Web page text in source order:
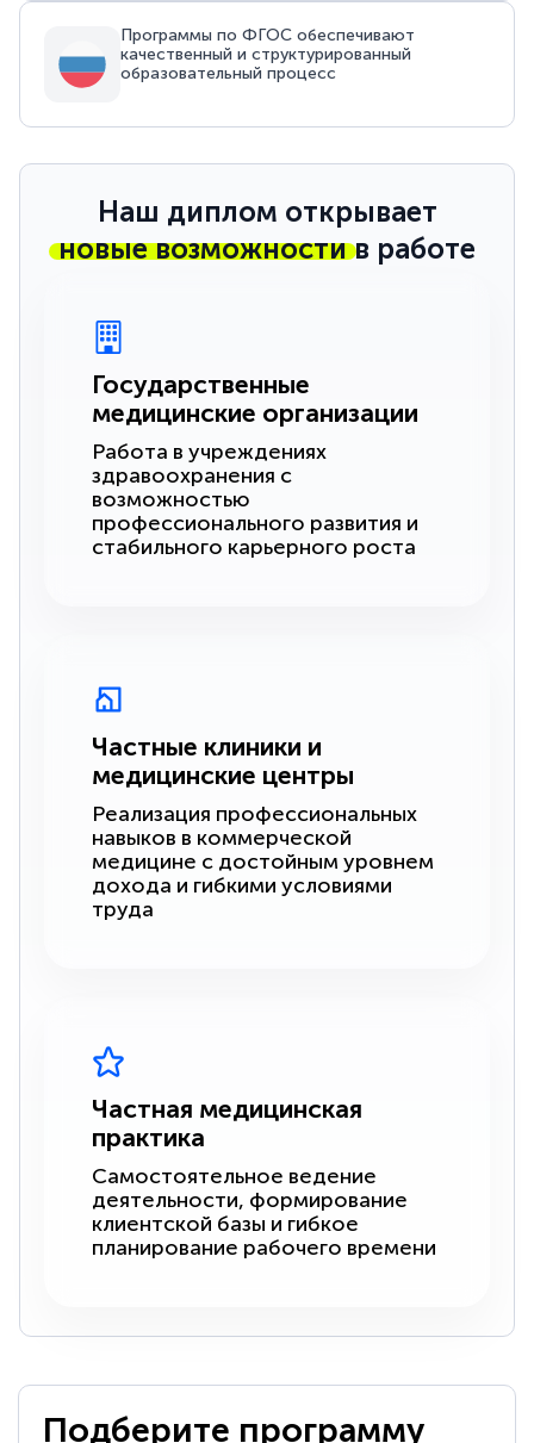
Программы по ФГОС обеспечивают
качественный и структурированный
образовательный процесс
Наш диплом открывает
новые возможностив работе
Государственные
медицинские организации
Работа в учреждениях
здравоохранения с
возможностью
профессионального развития и
стабильного карьерного роста
Частные клиники и
медицинские центры
Реализация профессиональных
навыков в коммерческой
медицине с достойным уровнем
дохода и гибкими условиями
труда
Частная медицинская
практика
Самостоятельное ведение
деятельности, формирование
клиентской базы и гибкое
планирование рабочего времени
Подберите программу